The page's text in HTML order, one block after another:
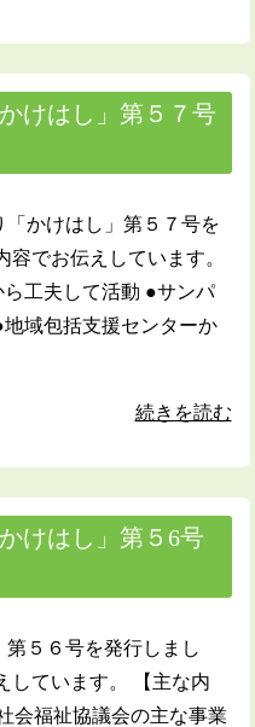
けはし」第５７号
「かけはし」第５７号を
でお伝えしています。
ら工夫して活動 ●サンパ
域包括支援センターか
続きを読む
けはし」第５6号
５６号を発行しまし
しています。 【主な内
福祉協議会の主な事業